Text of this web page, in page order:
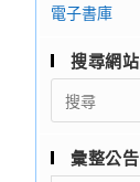
電子書庫
搜尋網站
Search
for:
彙整公告